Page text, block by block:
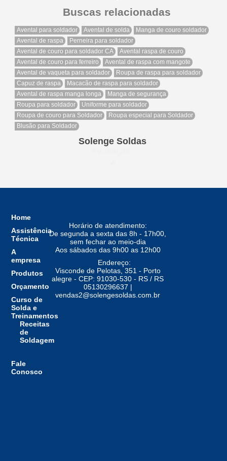
Buscas relacionadas
Avental para soldador Avental de solda
Manga de couro soldador
Avental de raspa
Perneira para soldador
Avental de couro para soldador CA
Avental raspa de couro
Avental de couro para ferreiro
Avental de raspa com mangote
Avental de vaqueta para soldador
Roupa de raspa para soldador
Capuz de raspa
Macacão de raspa para soldador
Avental de raspa manga longa
Manga de segurança
Roupa para soldador
Uniforme para soldador
Roupa de couro para Soldador
Roupa especial para Soldador
Blusão para Soldador
Solenge Soldas
Home
Assistência
Técnica
A
empresa
Produtos
Orçamento
Curso de
Solda e
Treinamentos
Receitas
de
Soldagem
Fale
Conosco
Horário de atendimento:
De segunda a sexta das 8h - 17h00,
sem fechar ao meio-dia
Aos sábados das 9h00 as 12h00
Endereço:
Visconde de Pelotas, 351 - Porto
alegre - CEP: 91030-530 - RS / RS
05130296637 |
vendas2@solengesoldas.com.br